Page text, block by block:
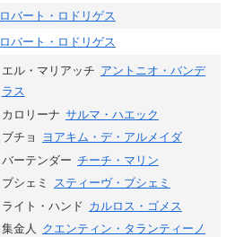
ロバート・ロドリゲス
ロバート・ロドリゲス
エル・マリアッチ アントニオ・バンデ
ラス
カロリーナ サルマ・ハエック
ブチョ
ヨアキム・デ・アルメイダ
バーテンダー チーチ・マリン
ブシェミ
スティーヴ・ブシェミ
ライト・ハンド カルロス・ゴメス
集金人 クエンティン・タランティーノ